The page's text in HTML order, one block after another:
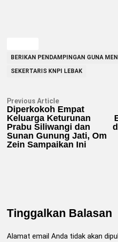
BERIKAN PENDAMPINGAN GUNA
SEKERTARIS KNPI LEBAK
Navigasi
pos
Previous ArticlePrevious
article:
Diperkokoh Empat
Keluarga Keturunan
Prabu Siliwangi dan
Sunan Gunung Jati, Om
Zein Sampaikan Ini
Tinggalkan Balasan
Alamat email Anda tidak akan